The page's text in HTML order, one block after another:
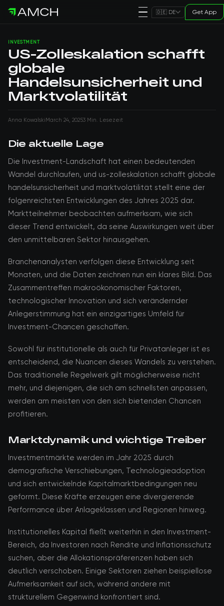
🇩🇪 DE Get App
INVESTMENT
US-Zolleskalation schafft
globale
Handelsunsicherheit und
Marktvolatilität
Anna KowalskiMarch 24, 20253 Min. Lesezeit
Die aktuelle Lage
Die Investment-Landschaft hat einen bedeutenden
Wandel durchlaufen, und us-zolleskalation schafft globale
handelsunsicherheit und marktvolatilität stellt eine der
folgenreichsten Entwicklungen des Jahres 2025 dar.
Marktteilnehmer beobachten aufmerksam, wie sich
dieser Trend entwickelt, da seine Auswirkungen weit über
den unmittelbaren Sektor hinausgehen.
Branchenanalysten verfolgen diese Entwicklung seit
Monaten, und die Daten zeichnen nun ein klares Bild. Das
Zusammentreffen makroökonomischer Faktoren,
technologischer Innovation und sich verändernder
Anlegerstimmung hat ein einzigartiges Umfeld für
Investment-Chancen geschaffen.
Sowohl für institutionelle als auch für Privatanleger ist es
entscheidend, die Nuancen dieses Wandels zu verstehen.
Das traditionelle Regelwerk gilt möglicherweise nicht
mehr, und diejenigen, die sich am schnellsten anpassen,
werden am meisten von den sich bietenden Chancen
profitieren.
Marktdynamik und wichtige Treiber
Investmentmärkte werden im Jahr 2025 durch
demografische Verschiebungen, Technologieadoption
und sich entwickelnde Kapitalmarktbedingungen neu
geformt. Diese Kräfte erzeugen eine divergierende
Performance über Anlageklassen und Regionen hinweg.
Institutionelles Kapital fließt weiterhin in den Investment-
Bereich, da Investoren nach Rendite und Inflationsschutz
suchen, aber die Allokationspräferenzen haben sich
deutlich verschoben. Einige Sektoren ziehen beispiellose
Aufmerksamkeit auf sich, während andere mit
strukturellem Gegenwind konfrontiert sind.